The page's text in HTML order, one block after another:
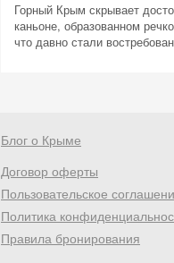
Горный Крым скрывает
каньоне, образованном
что давно стали
Блог о Крыме
Договор оферты
Пользовательское
Политика
Правила бронирования